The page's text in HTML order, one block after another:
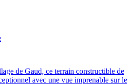
de Gaud, ce terrain constructible de
avec une vue imprenable sur le